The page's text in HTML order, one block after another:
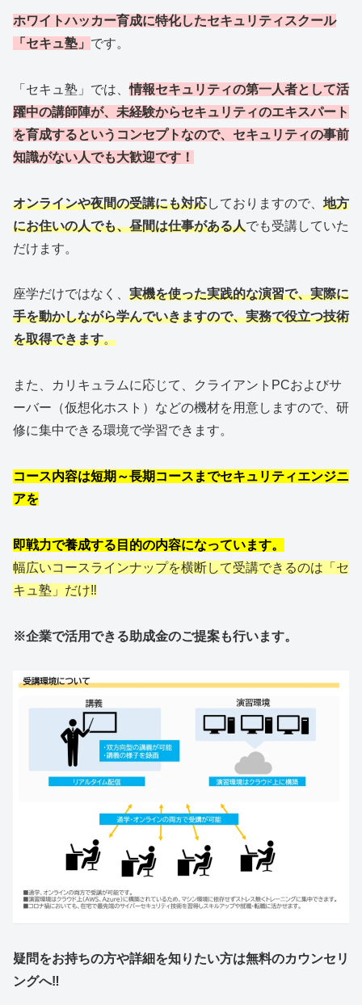
ホワイトハッカー育成に特化したセキュリティスクール
「セキュ塾」 です。
「セキュ塾」では、情報セキュリティの第一人者として活
躍中の講師陣が、未経験からセキュリティのエキスパート
を育成するというコンセプトなので、セキュリティの事前
知識がない人でも大歓迎です！
オンラインや夜間の受講にも対応しておりますので、 地方
にお住いの人でも、昼間は仕事がある人でも受講していた
だけます。
座学だけではなく、 実機を使った実践的な演習で、実際に
手を動かしながら学んでいきますので、実務で役立つ技術
を取得できます。
また、カリキュラムに応じて、クライアントPCおよびサ
ーバー（仮想化ホスト）などの機材を用意しますので、研
修に集中できる環境で学習できます。
コース内容は短期～長期コースまでセキュリティエンジニ
アを
即戦力で養成する目的の内容になっています。
幅広いコースラインナップを横断して受講できるのは「セ
キュ塾」だけ‼
※企業で活用できる助成金のご提案も行います。
疑問をお持ちの方や詳細を知りたい方は無料のカウンセリ
ングへ‼